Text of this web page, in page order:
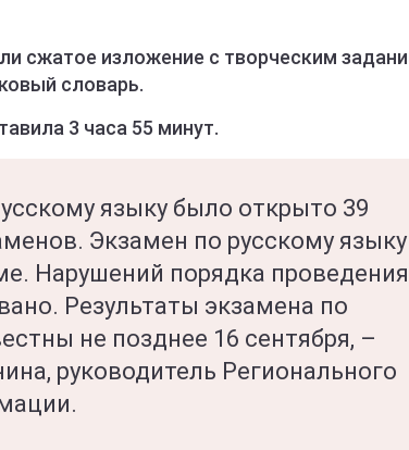
сжатое изложение с творческим
словарь.
3 часа 55 минут.
языку было открыто 39
Экзамен по русскому языку
Нарушений порядка проведения
Результаты экзамена по
не позднее 16 сентября, –
руководитель Регионального